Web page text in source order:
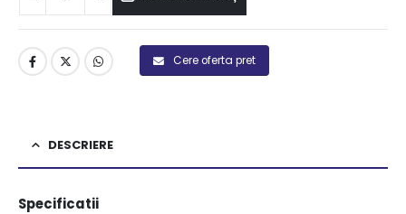
Cere oferta pret
DESCRIERE
Specificatii